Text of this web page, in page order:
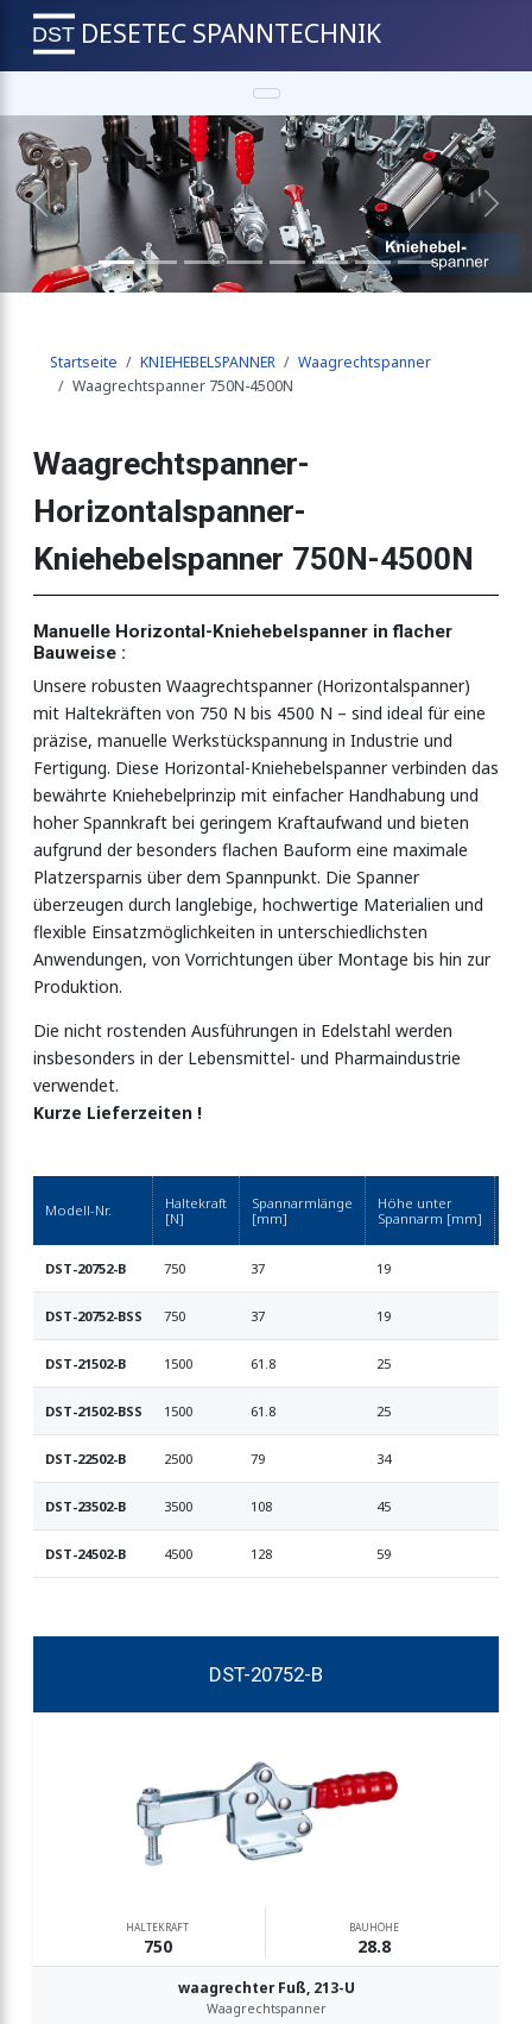
Fuß
Fuß
Bauform
DESETEC SPANNTECHNIK
Previous Next
Startseite KNIEHEBELSPANNER
Waagrechtspanner
Waagrechtspanner 750N-4500N
Waagrechtspanner-
Horizontalspanner-
Kniehebelspanner 750N-4500N
Manuelle Horizontal-Kniehebelspanner in flacher
Bauweise :
Unsere robusten Waagrechtspanner (Horizontalspanner)
mit Haltekräften von 750 N bis 4500 N – sind ideal für eine
präzise, manuelle Werkstückspannung in Industrie und
Fertigung. Diese Horizontal-Kniehebelspanner verbinden das
bewährte Kniehebelprinzip mit einfacher Handhabung und
hoher Spannkraft bei geringem Kraftaufwand und bieten
aufgrund der besonders flachen Bauform eine maximale
Platzersparnis über dem Spannpunkt. Die Spanner
überzeugen durch langlebige, hochwertige Materialien und
flexible Einsatzmöglichkeiten in unterschiedlichsten
Anwendungen, von Vorrichtungen über Montage bis hin zur
Produktion.
Die nicht rostenden Ausführungen in Edelstahl werden
insbesonders in der Lebensmittel- und Pharmaindustrie
verwendet.
Kurze Lieferzeiten !
Modell-Nr.
Haltekraft
[N]
Spannarmlänge
[mm]
Höhe unter
Spannarm [mm]
DST-20752-B 750 37 19
DST-20752-BSS 750 37 19
DST-21502-B 1500 61.8 25
DST-21502-BSS 1500 61.8 25
DST-22502-B 2500 79 34
DST-23502-B 3500 108 45
DST-24502-B 4500 128 59
DST-20752-B
HALTEKRAFT
750
BAUHÖHE
28.8
waagrechter Fuß, 213-U
Waagrechtspanner